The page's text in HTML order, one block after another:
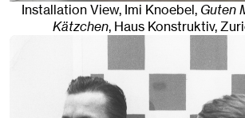
Installation View, Imi Knoebel, Guten
Kätzchen, Haus Konstruktiv,